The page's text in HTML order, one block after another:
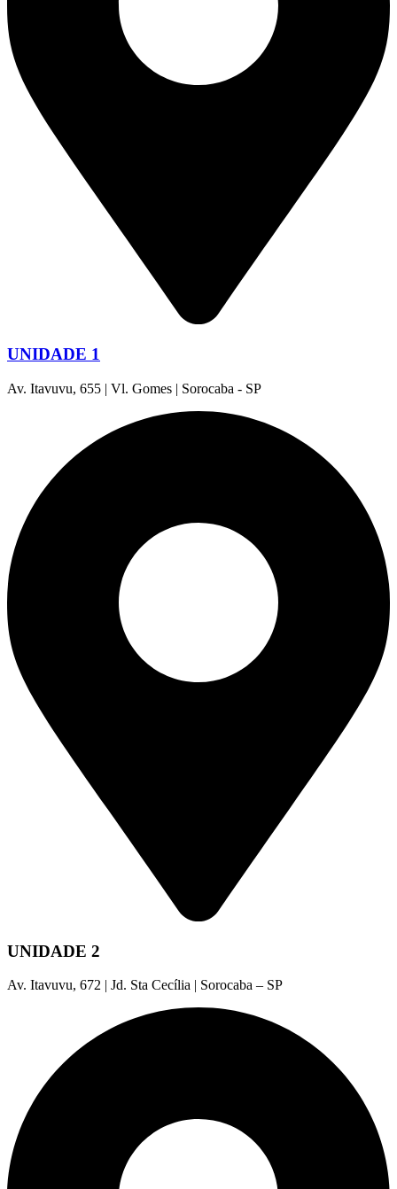
UNIDADE 1
Av. Itavuvu, 655 | Vl. Gomes | Sorocaba - SP
UNIDADE 2
Av. Itavuvu, 672 | Jd. Sta Cecília | Sorocaba – SP